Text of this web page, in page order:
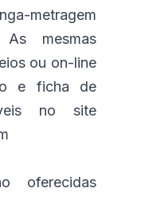
metragem
mesmas
ou on-line
e ficha de
no site
oferecidas